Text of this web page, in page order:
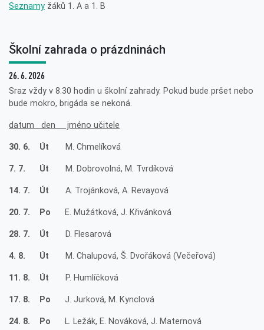
Seznamy žáků 1. A a 1. B
Školní zahrada o prázdninách
26. 6. 2026
Sraz vždy v 8.30 hodin u školní zahrady. Pokud bude pršet nebo
bude mokro, brigáda se nekoná.
datum den jméno učitele
30. 6. Út M. Chmelíková
7. 7. Út M. Dobrovolná, M. Tvrdíková
14. 7. Út A. Trojánková, A. Revayová
20. 7. Po E. Mužátková, J. Křivánková
28. 7. Út D. Flesarová
4. 8. Út M. Chalupová, Š. Dvořáková (Večeřová)
11. 8. Út P. Humlíčková
17. 8. Po J. Jurková, M. Kynclová
24. 8. Po L. Ležák, E. Nováková, J. Maternová